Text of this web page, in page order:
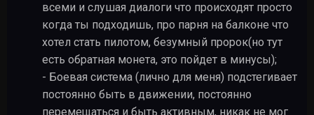
всеми и слушая диалоги что происходят просто
когда ты подходишь, про парня на балконе что
хотел стать пилотом, безумный пророк(но тут
есть обратная монета, это пойдет в минусы);
- Боевая система (лично для меня) подстегивает
постоянно быть в движении, постоянно
перемещаться и быть активным, никак не мог